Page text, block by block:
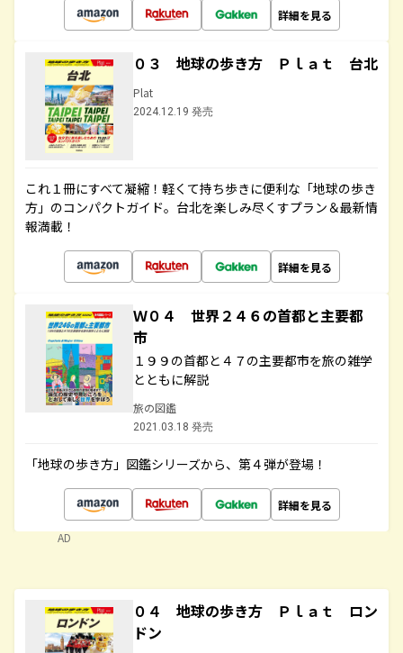
詳細を見る
０３ 地球の歩き方 Ｐｌａｔ 台北
Plat
2024.12.19 発売
これ１冊にすべて凝縮！軽くて持ち歩きに便利な「地球の歩き
方」のコンパクトガイド。台北を楽しみ尽くすプラン＆最新情
報満載！
詳細を見る
Ｗ０４ 世界２４６の首都と主要都
市
１９９の首都と４７の主要都市を旅の雑学
とともに解説
旅の図鑑
2021.03.18 発売
「地球の歩き方」図鑑シリーズから、第４弾が登場！
詳細を見る
AD
０４ 地球の歩き方 Ｐｌａｔ ロン
ドン